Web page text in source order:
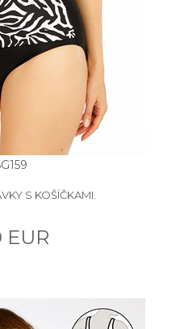
S KOŠÍČKAMI.
EUR